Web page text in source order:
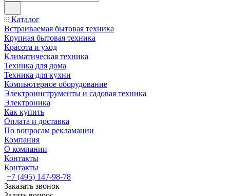
Каталог
Встраиваемая бытовая техника
Крупная бытовая техника
Красота и уход
Климатическая техника
Техника для дома
Техника для кухни
Компьютерное оборудование
Электроинструменты и садовая техника
Электроника
Как купить
Оплата и доставка
По вопросам рекламации
Компания
О компании
Контакты
Контакты
+7 (495) 147-98-78
Заказать звонок